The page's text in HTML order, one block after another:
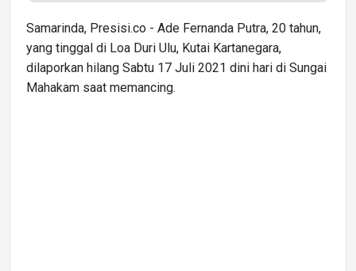
Samarinda, Presisi.co - Ade Fernanda Putra, 20 tahun,
yang tinggal di Loa Duri Ulu, Kutai Kartanegara,
dilaporkan hilang Sabtu 17 Juli 2021 dini hari di Sungai
Mahakam saat memancing.